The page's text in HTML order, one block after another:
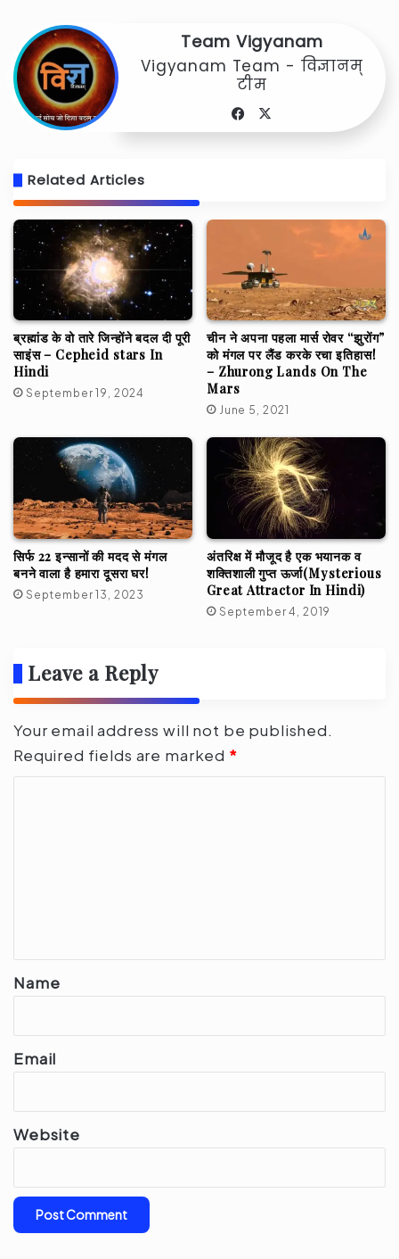
Team Vigyanam
Vigyanam Team - विज्ञानम्
टीम
Facebook
Related Articles
ब्रह्मांड के वो तारे जिन्होंने बदल दी पूरी
साइंस – Cepheid stars In
Hindi
September 19, 2024
चीन ने अपना पहला मार्स रोवर “झुरोंग”
को मंगल पर लैंड करके रचा इतिहास!
– Zhurong Lands On The
Mars
June 5, 2021
सिर्फ 22 इन्सानों की मदद से मंगल
बनने वाला है हमारा दूसरा घर!
September 13, 2023
अंतरिक्ष में मौजूद है एक भयानक व
शक्तिशाली गुप्त ऊर्जा(Mysterious
Great Attractor In Hindi)
September 4, 2019
Leave a Reply
Your email address will not be published.
Required fields are marked *
*
Name
Email
Website